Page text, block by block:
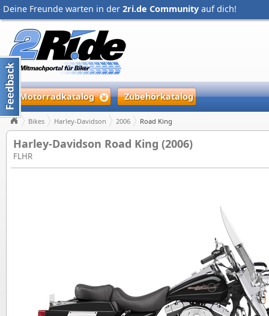
Deine Freunde warten in der 2ri.de Community auf dich!
Motorradkatalog Zubehörkatalog
Bikes Harley-Davidson 2006 Road King
Harley-Davidson Road King (2006)
FLHR